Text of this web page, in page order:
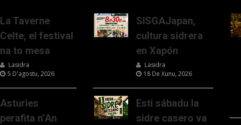
La Taverne
Celte, el festival
na to mesa
Lasidra
5 D'agostu, 2026
Asturies
perafita n’An
SISGAJapan,
cultura sidrera
en Xapón
Lasidra
18 De Xunu, 2026
Esti sábadu la
sidre casero va